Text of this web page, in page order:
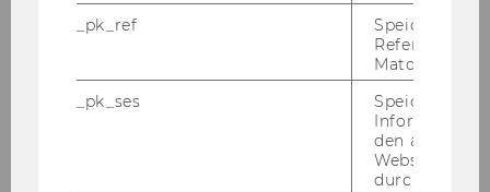
Räume für Stille, Meditation und Gebet am
Campus
_pk_ref
Speicherung
Referrers
Matomo.
_pk_ses
Speicherung
den aktuellen
durch